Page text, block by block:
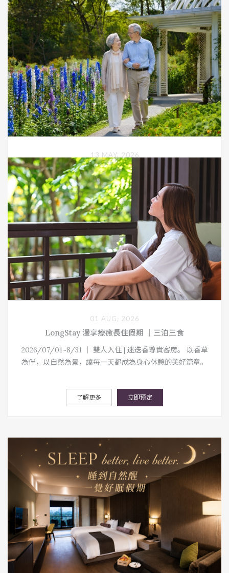
綠色處方療癒之旅 GREEN RECOVERY ~深度療癒， 專案期
間: 2026/5/29~7/31 ，迷迭香尊貴客房｜雙人入住｜一泊
一食。在萬坪香草花園中療癒身心、體驗全國獨家的香草蒸
氣浴、品嘗在地最健康的有機餐食！您守護大眾的健康、讓
秧悦守護您的健康！
了解更多 立即预定
【銀髮60+】BLOOM RETREAT 再綻人生 立折$1000｜
一泊二食
即日起~8/31， 迷迭香尊貴客房｜一泊二食｜雙人入住。每
房至少一位須年滿60歲(含)以上貴賓入住，入住時須出示證
件，即可享每房入住折抵一次 NT$1,000 優惠。
13 MAY, 2026
了解更多
LongStay 漫享療癒長住假期 ｜三泊三食
2026/07/01~8/31 ｜ 雙人入住 | 迷迭香尊貴客房。 以香草
為伴，以自然為景，讓每一天都成為身心休憩的美好篇章。
01 AUG, 2026
了解更多 立即预定